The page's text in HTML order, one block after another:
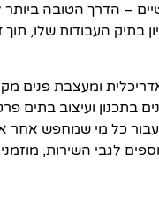
– הדרך הטובה
בתיק העבודות שלו,
ומעצבת פנים
בתכנון ועיצוב בתים
כל מי שמחפש אחר
לגבי השירות,